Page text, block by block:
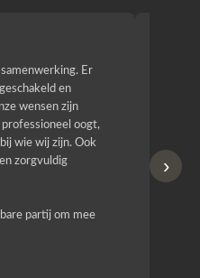
Er
en
wensen zijn
oogt,
wie wij zijn. Ook
zorgvuldig
partij om mee
›